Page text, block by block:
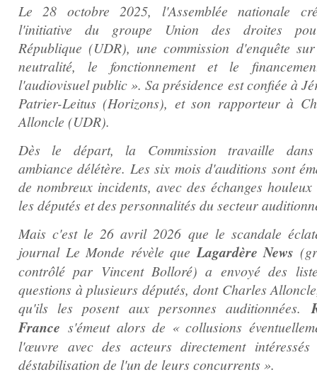
Le 28 octobre 2025, l'Assemblée nationale
l'initiative du groupe Union des droites
République (UDR), une commission d'enquête
neutralité, le fonctionnement et le
l'audiovisuel public ». Sa présidence est confiée à
Patrier-Leitus (Horizons), et son rapporteur à
Alloncle (UDR).
Dès le départ, la Commission travaille
ambiance délétère. Les six mois d'auditions sont
de nombreux incidents, avec des échanges houleux
les députés et des personnalités du secteur
Mais c'est le 26 avril 2026 que le scandale
journal Le Monde révèle que Lagardère News
contrôlé par Vincent Bolloré) a envoyé des
questions à plusieurs députés, dont Charles
qu'ils les posent aux personnes auditionnées.
France s'émeut alors de « collusions
l'œuvre avec des acteurs directement
déstabilisation de l'un de leurs concurrents ».